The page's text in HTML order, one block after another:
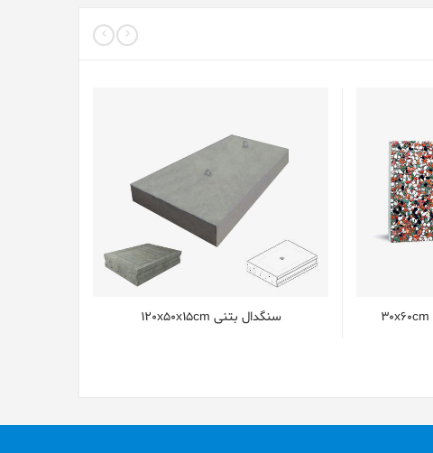
سنگدال بتنی 120x50x15cm